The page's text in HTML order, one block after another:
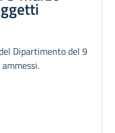
Dipartimento del 9